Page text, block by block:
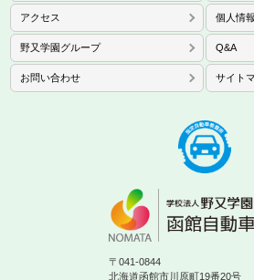
アクセス 個人情
野又学園グループ Q&A
お問い合わせ サイト
〒041-0844
北海道函館市川原町19番20号